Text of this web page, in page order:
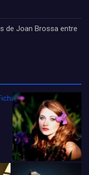
de Joan Brossa entre